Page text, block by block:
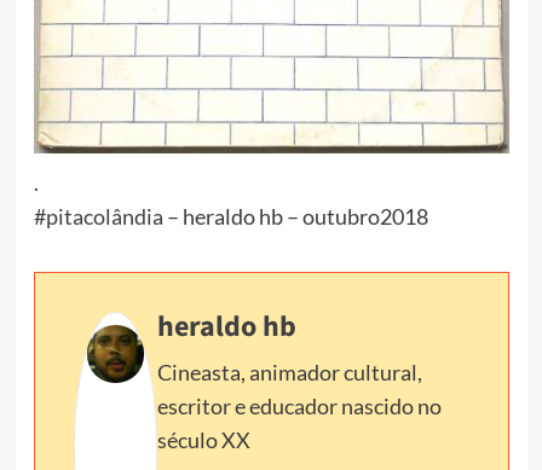
.
#pitacolândia – heraldo hb – outubro2018
heraldo hb
Cineasta, animador cultural,
escritor e educador nascido no
século XX